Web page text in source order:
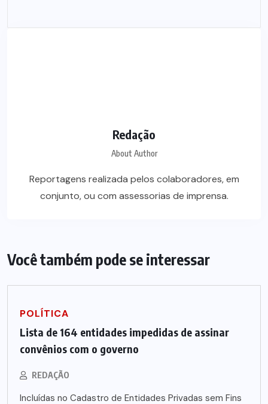
Redação
About Author
Reportagens realizada pelos colaboradores, em
conjunto, ou com assessorias de imprensa.
Você também pode se interessar
POLÍTICA
Lista de 164 entidades impedidas de assinar
convênios com o governo
REDAÇÃO
Incluídas no Cadastro de Entidades Privadas sem Fins